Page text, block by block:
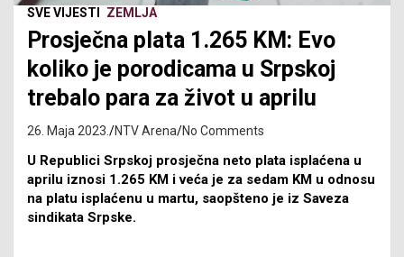
SVE VIJESTI ZEMLJA
Prosječna plata 1.265 KM: Evo
koliko je porodicama u Srpskoj
trebalo para za život u aprilu
26. Maja 2023. NTV Arena No Comments
U Republici Srpskoj prosječna neto plata isplaćena u
aprilu iznosi 1.265 KM i veća je za sedam KM u odnosu
na platu isplaćenu u martu, saopšteno je iz Saveza
sindikata Srpske.